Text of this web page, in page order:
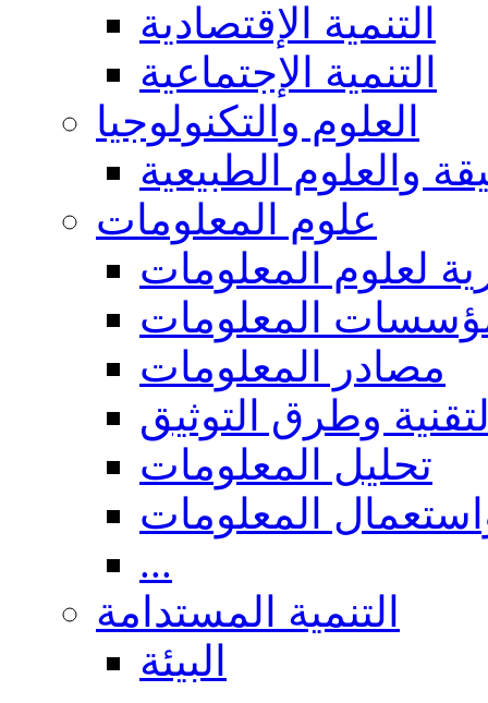
التنمية الإقتصادية
التنمية الإجتماعية
العلوم والتكنولوجيا
والعلوم الطبيعية
علوم المعلومات
لعلوم المعلومات
المعلومات
مصادر المعلومات
وطرق التوثيق
تحليل المعلومات
المعلومات
...
التنمية المستدامة
البيئة